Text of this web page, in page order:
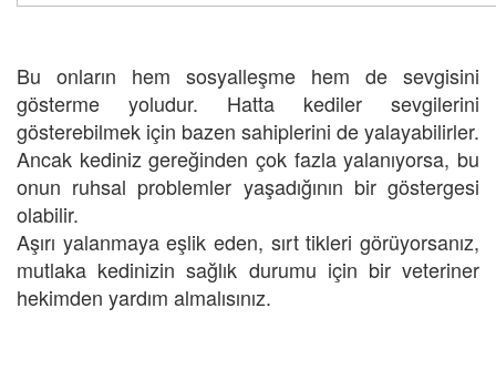
Bu onların hem sosyalleşme hem de sevgisini
gösterme yoludur. Hatta kediler sevgilerini
gösterebilmek için bazen sahiplerini de yalayabilirler.
Ancak kediniz gereğinden çok fazla yalanıyorsa, bu
onun ruhsal problemler yaşadığının bir göstergesi
olabilir.
Aşırı yalanmaya eşlik eden, sırt tikleri görüyorsanız,
mutlaka kedinizin sağlık durumu için bir veteriner
hekimden yardım almalısınız.